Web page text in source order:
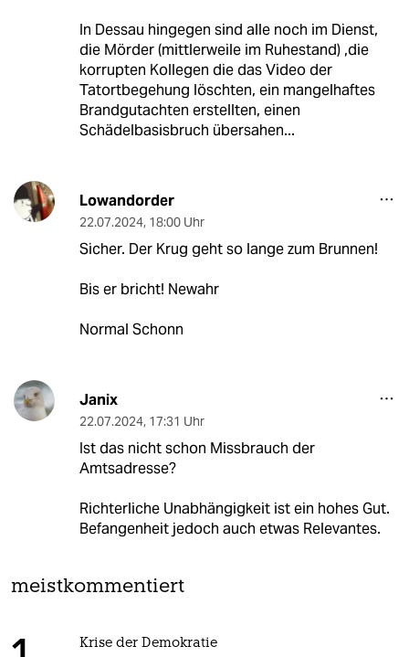
In Dessau hingegen sind alle noch im Dienst,
die Mörder (mittlerweile im Ruhestand) ,die
korrupten Kollegen die das Video der
Tatortbegehung löschten, ein mangelhaftes
Brandgutachten erstellten, einen
Schädelbasisbruch übersahen...
Lowandorder
22.07.2024, 18:00 Uhr
Sicher. Der Krug geht so lange zum Brunnen!
Bis er bricht! Newahr
Normal Schonn
Janix
22.07.2024, 17:31 Uhr
Ist das nicht schon Missbrauch der
Amtsadresse?
Richterliche Unabhängigkeit ist ein hohes Gut.
Befangenheit jedoch auch etwas Relevantes.
meistkommentiert
Krise der Demokratie